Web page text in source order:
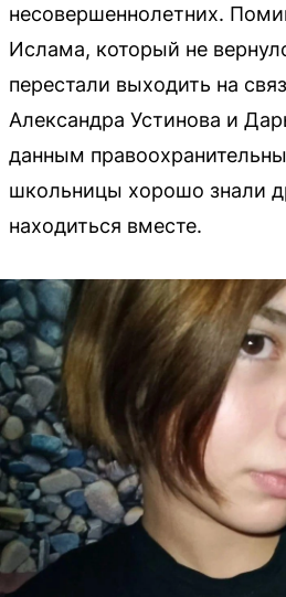
несовершеннолетних.
Ислама, который не
перестали выходить на
Александра Устинова и
данным
школьницы хорошо знали
находиться вместе.